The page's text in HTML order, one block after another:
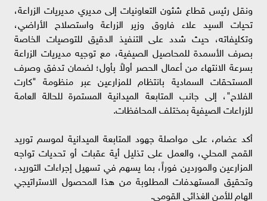
ونقل رئيس قطاع شئون التعاونيات إلى مديري مديريات الزراعة،
تحيات السيد علاء فاروق وزير الزراعة واستصلاح الأراضي،
وتكليفاته، حيث شدد على التنفيذ الدقيق للتوصيات الخاصة
بصرف الأسمدة للمحاصيل الصيفية، مع توجيه مديريات الزراعة
بسرعة الانتهاء من أعمال الحصر أولاً بأول؛ لضمان تدفق وصرف
المستحقات السمادية بانتظام للمزارعين عبر منظومة "كارت
الفلاح"، إلى جانب المتابعة الميدانية المستمرة للحالة العامة
للزراعات الصيفية بمختلف المحافظات.
أكد عضام، على مواصلة جهود المتابعة الميدانية لموسم توريد
القمح المحلي، والعمل على تذليل أية عقبات أو تحديات تواجه
المزارعين والموردين فوراً، بما يسهم في تسهيل إجراءات التوريد،
وتحقيق المستهدفات المطلوبة من هذا المحصول الاستراتيجي
الهام للأمن الغذائي القومي.